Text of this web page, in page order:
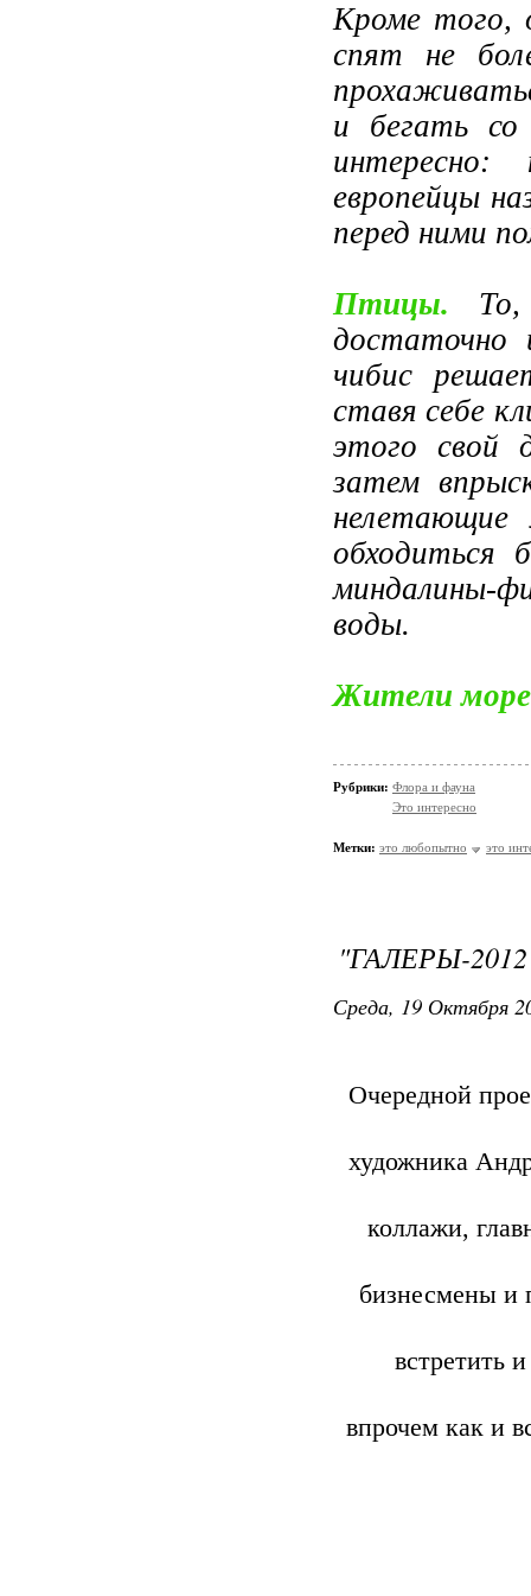
Кроме того,
спят не
и бегать
европейцы
перед ними
Птицы. То,
чибис
ставя себе
этого свой
затем
нелетающие
обходиться
миндалины-
воды.
Жители
Рубрики: Флора и фауна
Это интересно
Метки: это любопытно это
"ГАЛЕРЫ-
Среда, 19 Октября
Очередной
художника
коллажи,
бизнесмены и
встретить
впрочем как и